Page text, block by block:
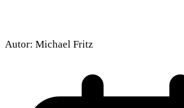
Autor: Michael Fritz